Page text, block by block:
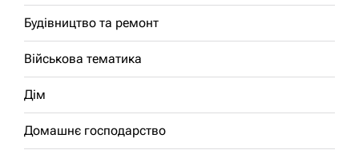
Будівництво та ремонт
Військова тематика
Дім
Домашнє господарство